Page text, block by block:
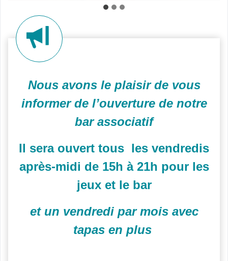
Nous avons le plaisir de vous
informer de l’ouverture de notre
bar associatif
Il sera ouvert tous les vendredis
après-midi de 15h à 21h pour les
jeux et le bar
et un vendredi par mois avec
tapas en plus